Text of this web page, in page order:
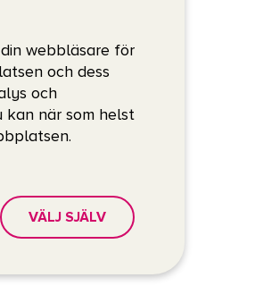
webbläsare för
och dess
och
kan när som helst
VÄLJ SJÄLV